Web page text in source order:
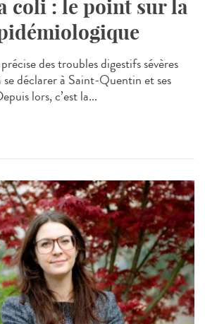
coli : le point sur la
des troubles digestifs sévères
déclarer à Saint-Quentin et ses
lors, c’est la...